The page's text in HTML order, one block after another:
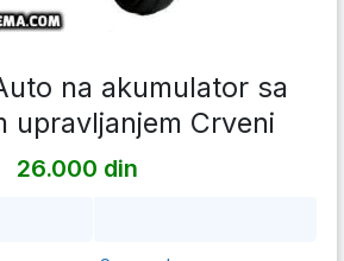
na akumulator sa
upravljanjem Crveni
26.000 din